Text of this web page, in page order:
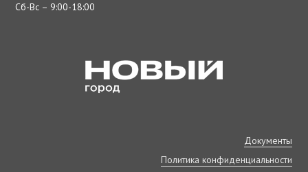
Сб-Вс – 9:00-18:00
Документы
Политика конфиденциальности